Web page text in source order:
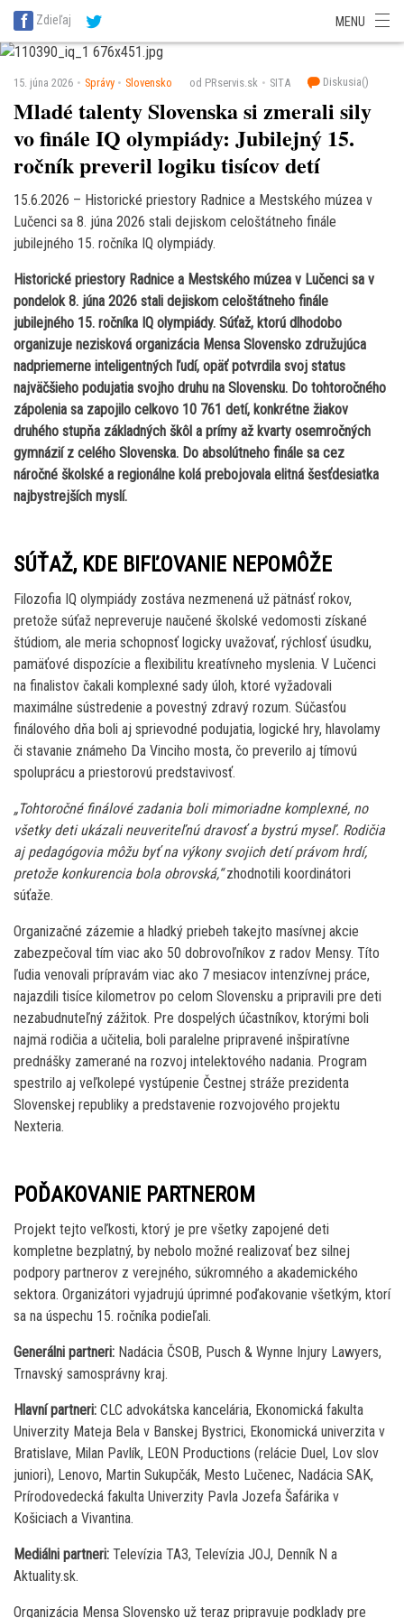
SITA Energetika
SITA Potravinárstvo
Zdieľaj MENU
15. júna 2026 Správy Slovensko od PRservis.sk SITA Diskusia()
Mladé talenty Slovenska si zmerali sily
vo finále IQ olympiády: Jubilejný 15.
ročník preveril logiku tisícov detí
15.6.2026 – Historické priestory Radnice a Mestského múzea v
Lučenci sa 8. júna 2026 stali dejiskom celoštátneho finále
jubilejného 15. ročníka IQ olympiády.
Historické priestory Radnice a Mestského múzea v Lučenci sa v
pondelok 8. júna 2026 stali dejiskom celoštátneho finále
jubilejného 15. ročníka IQ olympiády. Súťaž, ktorú dlhodobo
organizuje nezisková organizácia Mensa Slovensko združujúca
nadpriemerne inteligentných ľudí, opäť potvrdila svoj status
najväčšieho podujatia svojho druhu na Slovensku. Do tohtoročného
zápolenia sa zapojilo celkovo 10 761 detí, konkrétne žiakov
druhého stupňa základných škôl a prímy až kvarty osemročných
gymnázií z celého Slovenska. Do absolútneho finále sa cez
náročné školské a regionálne kolá prebojovala elitná šesťdesiatka
najbystrejších myslí.
SÚŤAŽ, KDE BIFĽOVANIE NEPOMÔŽE
Filozofia IQ olympiády zostáva nezmenená už pätnásť rokov,
pretože súťaž nepreveruje naučené školské vedomosti získané
štúdiom, ale meria schopnosť logicky uvažovať, rýchlosť úsudku,
pamäťové dispozície a flexibilitu kreatívneho myslenia. V Lučenci
na finalistov čakali komplexné sady úloh, ktoré vyžadovali
maximálne sústredenie a povestný zdravý rozum. Súčasťou
finálového dňa boli aj sprievodné podujatia, logické hry, hlavolamy
či stavanie známeho Da Vinciho mosta, čo preverilo aj tímovú
spoluprácu a priestorovú predstavivosť.
„Tohtoročné finálové zadania boli mimoriadne komplexné, no
všetky deti ukázali neuveriteľnú dravosť a bystrú myseľ. Rodičia
aj pedagógovia môžu byť na výkony svojich detí právom hrdí,
pretože konkurencia bola obrovská,“zhodnotili koordinátori
súťaže.
Organizačné zázemie a hladký priebeh takejto masívnej akcie
zabezpečoval tím viac ako 50 dobrovoľníkov z radov Mensy. Títo
ľudia venovali prípravám viac ako 7 mesiacov intenzívnej práce,
najazdili tisíce kilometrov po celom Slovensku a pripravili pre deti
nezabudnuteľný zážitok. Pre dospelých účastníkov, ktorými boli
najmä rodičia a učitelia, boli paralelne pripravené inšpiratívne
prednášky zamerané na rozvoj intelektového nadania. Program
spestrilo aj veľkolepé vystúpenie Čestnej stráže prezidenta
Slovenskej republiky a predstavenie rozvojového projektu
Nexteria.
POĎAKOVANIE PARTNEROM
Projekt tejto veľkosti, ktorý je pre všetky zapojené deti
kompletne bezplatný, by nebolo možné realizovať bez silnej
podpory partnerov z verejného, súkromného a akademického
sektora. Organizátori vyjadrujú úprimné poďakovanie všetkým, ktorí
sa na úspechu 15. ročníka podieľali.
Generálni partneri: Nadácia ČSOB, Pusch & Wynne Injury Lawyers,
Trnavský samosprávny kraj.
Hlavní partneri: CLC advokátska kancelária, Ekonomická fakulta
Univerzity Mateja Bela v Banskej Bystrici, Ekonomická univerzita v
Bratislave, Milan Pavlík, LEON Productions (relácie Duel, Lov slov
juniori), Lenovo, Martin Sukupčák, Mesto Lučenec, Nadácia SAK,
Prírodovedecká fakulta Univerzity Pavla Jozefa Šafárika v
Košiciach a Vivantina.
Mediálni partneri: Televízia TA3, Televízia JOJ, Denník N a
Aktuality.sk.
Organizácia Mensa Slovensko už teraz pripravuje podklady pre